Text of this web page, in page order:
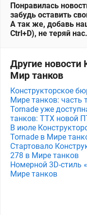
Понравилась
забудь оставить
А так же, добавь
Ctrl+D), не теряй нас.
Другие новости
Мир танков
Конструкторское
Мире танков: часть
Tornade уже
танков: ТТХ новой
В июле
Tornade в Мире
Стартовало
278 в Мире танков
Номерной 3D-стиль
Мире танков